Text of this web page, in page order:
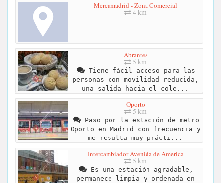
Mercamadrid - Zona Comercial
4 km
Abrantes
5 km
Tiene fácil acceso para las
personas con movilidad reducida,
una salida hacia el cole...
Oporto
5 km
Paso por la estación de metro
Oporto en Madrid con frecuencia y
me resulta muy prácti...
Intercambiador Avenida de America
5 km
Es una estación agradable,
permanece limpia y ordenada en